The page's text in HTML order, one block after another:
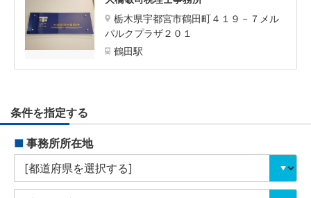
栃木県宇都宮市鶴田町４１９－７メル
パルクプラザ２０１
鶴田駅
条件を指定する
■ 事務所所在地